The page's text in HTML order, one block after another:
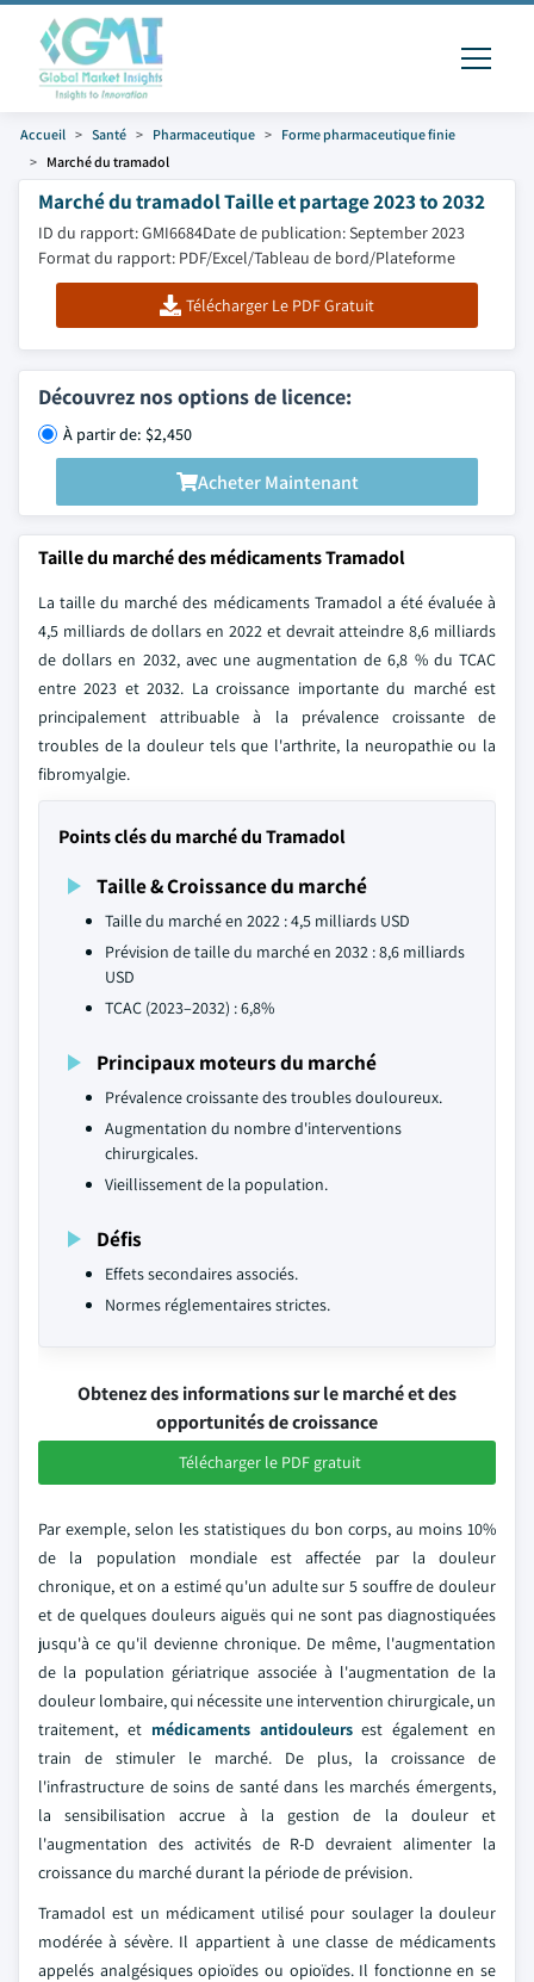
Accueil Santé Pharmaceutique
Forme pharmaceutique finie
Marché du tramadol
Marché du tramadol Taille et partage 2023 to 2032
ID du rapport: GMI6684Date de publication: September 2023
Format du rapport: PDF/Excel/Tableau de bord/Plateforme
Télécharger Le PDF Gratuit
Découvrez nos options de licence:
À partir de: $2,450
Acheter Maintenant
Taille du marché des médicaments Tramadol
La taille du marché des médicaments Tramadol a été évaluée à
4,5 milliards de dollars en 2022 et devrait atteindre 8,6 milliards
de dollars en 2032, avec une augmentation de 6,8 % du TCAC
entre 2023 et 2032. La croissance importante du marché est
principalement attribuable à la prévalence croissante de
troubles de la douleur tels que l'arthrite, la neuropathie ou la
fibromyalgie.
Points clés du marché du Tramadol
Taille & Croissance du marché
Taille du marché en 2022 : 4,5 milliards USD
Prévision de taille du marché en 2032 : 8,6 milliards
USD
TCAC (2023–2032) : 6,8%
Principaux moteurs du marché
Prévalence croissante des troubles douloureux.
Augmentation du nombre d'interventions
chirurgicales.
Vieillissement de la population.
Défis
Effets secondaires associés.
Normes réglementaires strictes.
Obtenez des informations sur le marché et des
opportunités de croissance
Télécharger le PDF gratuit
Par exemple, selon les statistiques du bon corps, au moins 10%
de la population mondiale est affectée par la douleur
chronique, et on a estimé qu'un adulte sur 5 souffre de douleur
et de quelques douleurs aiguës qui ne sont pas diagnostiquées
jusqu'à ce qu'il devienne chronique. De même, l'augmentation
de la population gériatrique associée à l'augmentation de la
douleur lombaire, qui nécessite une intervention chirurgicale, un
traitement, et médicaments antidouleursest également en
train de stimuler le marché. De plus, la croissance de
l'infrastructure de soins de santé dans les marchés émergents,
la sensibilisation accrue à la gestion de la douleur et
l'augmentation des activités de R-D devraient alimenter la
croissance du marché durant la période de prévision.
Tramadol est un médicament utilisé pour soulager la douleur
modérée à sévère. Il appartient à une classe de médicaments
appelés analgésiques opioïdes ou opioïdes. Il fonctionne en se